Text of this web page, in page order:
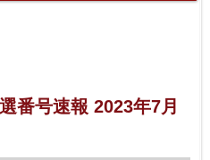
番号速報 2023年7月